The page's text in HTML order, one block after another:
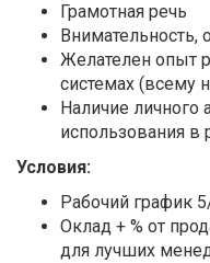
Грамотная речь
Внимательность,
Желателен опыт
системах (всему
Наличие личного
использования в
Условия:
Рабочий график
Оклад + % от
для лучших